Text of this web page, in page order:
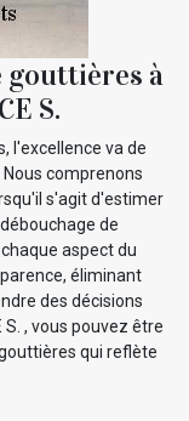
gouttières à
S.
l'excellence va de
Nous comprenons
s'agit d'estimer
de
aspect du
éliminant
des décisions
, vous pouvez être
qui reflète